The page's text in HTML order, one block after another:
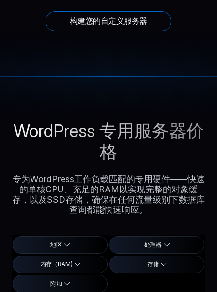
构建您的自定义服务器
WordPress 专用服务器价
格
专为WordPress工作负载匹配的专用硬件——快速
的单核CPU、充足的RAM以实现完整的对象缓
存，以及SSD存储，确保在任何流量级别下数据库
查询都能快速响应。
地区 处理器
内存（RAM) 存储
附加